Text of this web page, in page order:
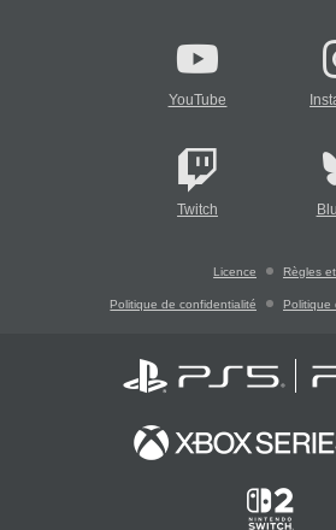
YouTube
Twitch
Licence Règles
Politique de confidentialité Politique